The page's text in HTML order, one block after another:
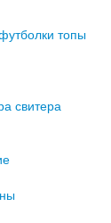
топы
свитера